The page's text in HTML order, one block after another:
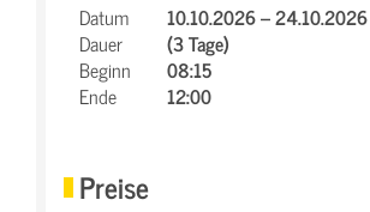
Datum
10.10.2026 – 24.10.2026
Dauer
(3 Tage)
Beginn
08:15
Ende
12:00
Preise